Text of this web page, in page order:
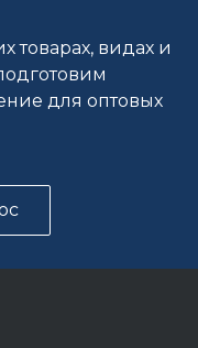
товарах, видах и
для оптовых